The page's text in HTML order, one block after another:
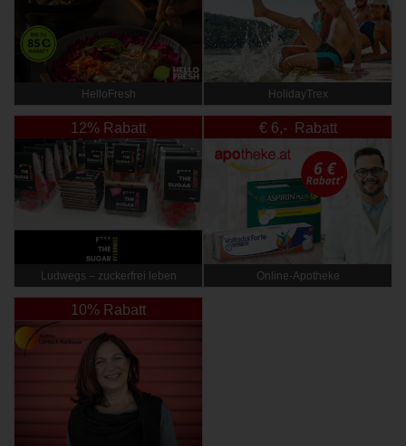
HelloFresh HolidayTrex
12% Rabatt
Ludwegs – zuckerfrei leben
€ 6,- Rabatt
Online‑Apotheke
10% Rabatt